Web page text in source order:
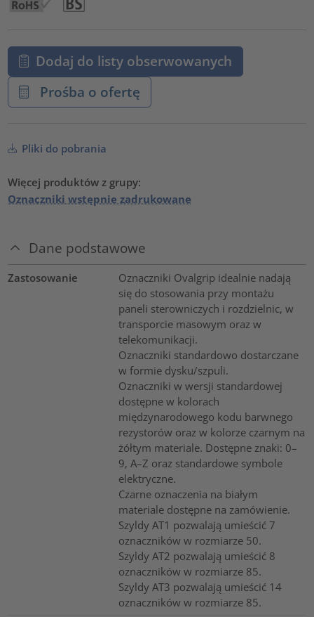
Dodaj do listy obserwowanych
Prośba o ofertę
Pliki do pobrania
Więcej produktów z grupy:
Oznaczniki wstępnie zadrukowane
Dane podstawowe
Zastosowanie
Oznaczniki Ovalgrip idealnie nadają
się do stosowania przy montażu
paneli sterowniczych i rozdzielnic, w
transporcie masowym oraz w
telekomunikacji.
Oznaczniki standardowo dostarczane
w formie dysku/szpuli.
Oznaczniki w wersji standardowej
dostępne w kolorach
międzynarodowego kodu barwnego
rezystorów oraz w kolorze czarnym na
żółtym materiale. Dostępne znaki: 0–
9, A–Z oraz standardowe symbole
elektryczne.
Czarne oznaczenia na białym
materiale dostępne na zamówienie.
Szyldy AT1 pozwalają umieścić 7
oznaczników w rozmiarze 50.
Szyldy AT2 pozwalają umieścić 8
oznaczników w rozmiarze 85.
Szyldy AT3 pozwalają umieścić 14
oznaczników w rozmiarze 85.